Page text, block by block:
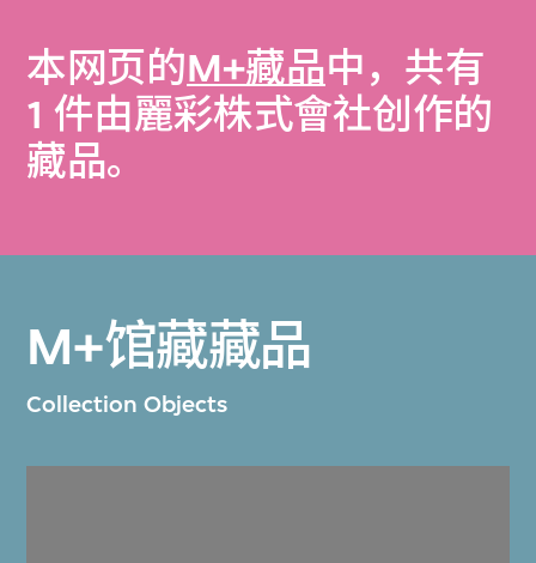
本网页的M+藏品中，共有
1 件由麗彩株式會社创作的
藏品。
M+馆藏藏品
Collection Objects